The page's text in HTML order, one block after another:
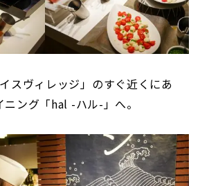
スヴィレッジ」のすぐ近くにあ
ング「hal -ハル-」へ。